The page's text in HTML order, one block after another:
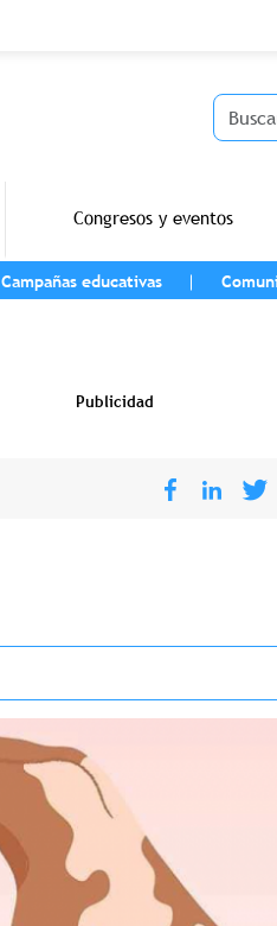
Buscar
Congresos y eventos
Campañas educativas
Publicidad